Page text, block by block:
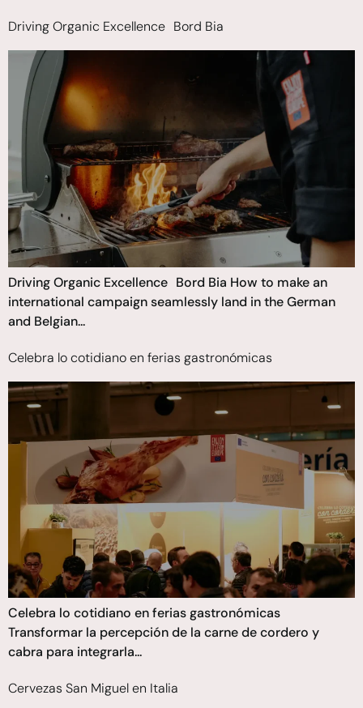
Driving Organic Excellence Bord Bia
Driving Organic Excellence Bord Bia How to make an
international campaign seamlessly land in the German
and Belgian...
Celebra lo cotidiano en ferias gastronómicas
Celebra lo cotidiano en ferias gastronómicas
Transformar la percepción de la carne de cordero y
cabra para integrarla...
Cervezas San Miguel en Italia